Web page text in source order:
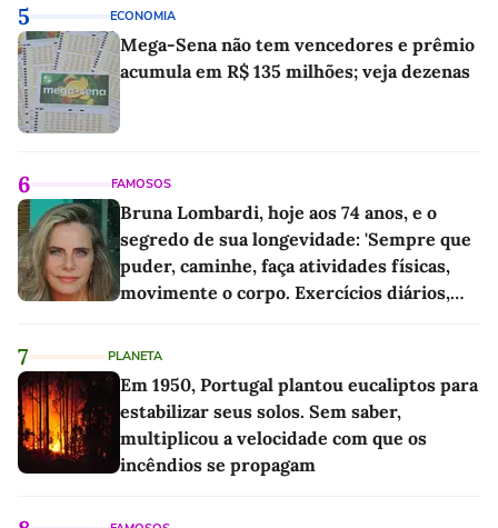
5 ECONOMIA
Mega-Sena não tem vencedores e prêmio
acumula em R$ 135 milhões; veja dezenas
6 FAMOSOS
Bruna Lombardi, hoje aos 74 anos, e o
segredo de sua longevidade: 'Sempre que
puder, caminhe, faça atividades físicas,
movimente o corpo. Exercícios diários,
7 PLANETA
Em 1950, Portugal plantou eucaliptos para
estabilizar seus solos. Sem saber,
multiplicou a velocidade com que os
incêndios se propagam